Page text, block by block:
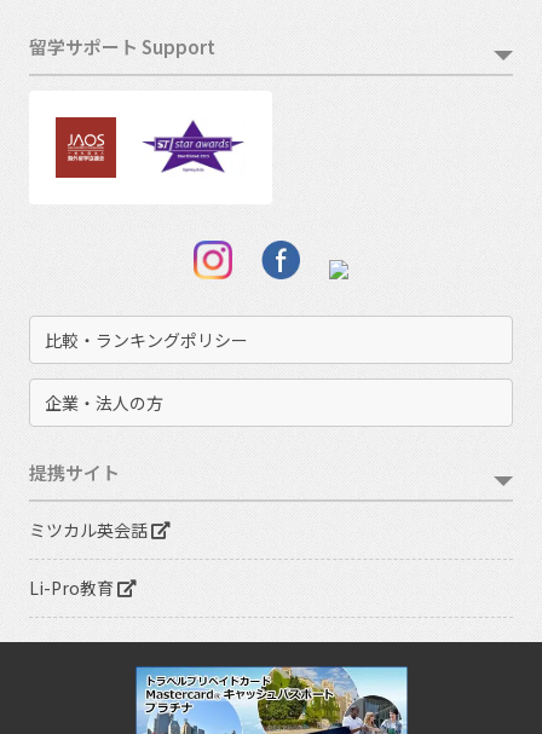
留学サポート Support
比較・ランキングポリシー
企業・法人の方
提携サイト
ミツカル英会話
Li-Pro教育